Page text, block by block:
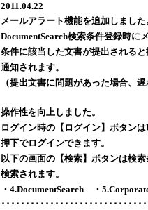
2011.04.22
メールアラート機能を追加しました
DocumentSearch検索条件登録時に
条件に該当した文書が提出される
通知されます。
（提出文書に問題があった場合、
操作性を向上しました。
ログイン時の【ログイン】ボタン
押下でログインできます。
以下の画面の【検索】ボタンは検
検索されます。
・4.DocumentSearch ・
･････････････････････････････